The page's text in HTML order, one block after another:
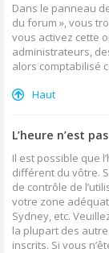
Dans le panneau
du forum », vous
vous activez cette
administrateurs,
alors comptabilisé
Haut
L’heure n’est
Il est possible que
différent du vôtre.
de contrôle de
votre zone
Sydney, etc.
la plupart des
inscrits. Si vous